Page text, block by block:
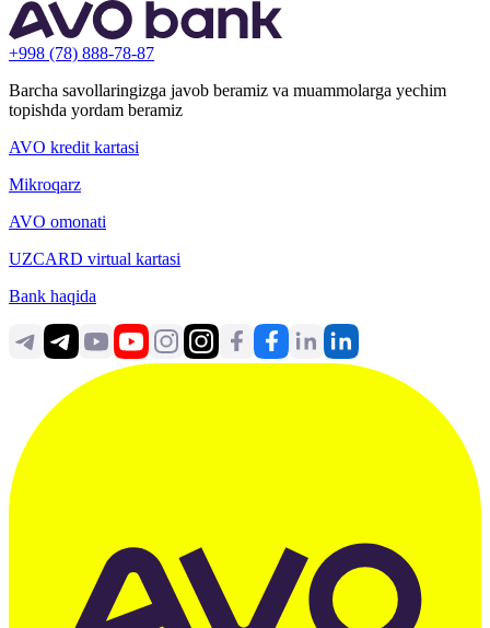
+998 (78) 888-78-87
Barcha savollaringizga javob beramiz va muammolarga yechim
topishda yordam beramiz
AVO kredit kartasi
Mikroqarz
AVO omonati
UZCARD virtual kartasi
Bank haqida